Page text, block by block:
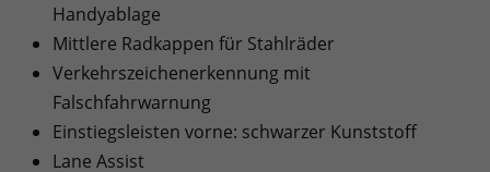
Handyablage
Mittlere Radkappen für Stahlräder
Verkehrszeichenerkennung mit
Falschfahrwarnung
Einstiegsleisten vorne: schwarzer Kunststoff
Lane Assist